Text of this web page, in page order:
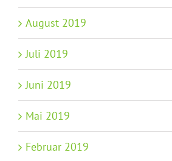
August 2019
Juli 2019
Juni 2019
Mai 2019
Februar 2019